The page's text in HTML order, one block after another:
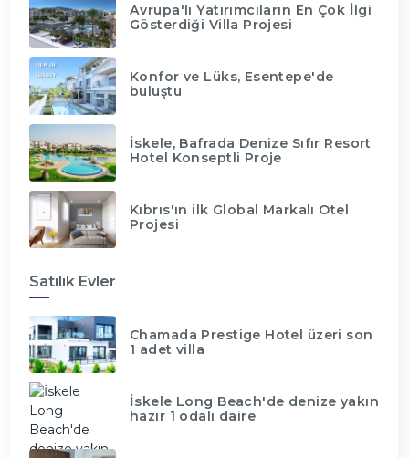
Avrupa'lı Yatırımcıların En Çok İlgi
Gösterdiği Villa Projesi
Konfor ve Lüks, Esentepe'de
buluştu
İskele, Bafrada Denize Sıfır Resort
Hotel Konseptli Proje
Kıbrıs'ın ilk Global Markalı Otel
Projesi
Satılık Evler
Chamada Prestige Hotel üzeri son
1 adet villa
İskele Long Beach'de denize yakın
hazır 1 odalı daire